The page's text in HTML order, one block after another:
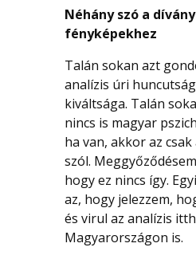
Néhány szó a
fényképekhez
Talán sokan azt
analízis úri
kiváltsága. Talán
nincs is magyar
ha van, akkor az
szól.
hogy ez nincs így.
az, hogy jelezzem,
és virul az analízis
Magyarországon is.